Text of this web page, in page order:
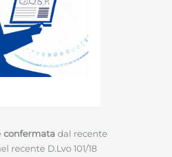
confermata dal recente
D.Lvo 101/18